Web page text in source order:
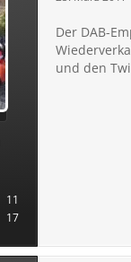
11
17
Der DAB-
und den